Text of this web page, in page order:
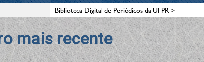
Biblioteca Digital de Periódicos da UFPR>
Revista Interação